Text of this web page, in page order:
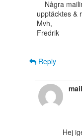
upptäcktes &
Mvh,
Fredrik
Reply